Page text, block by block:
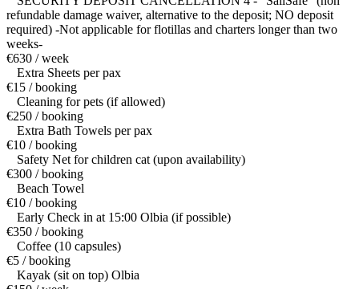
refundable damage waiver, alternative to the deposit; NO deposit
required) -Not applicable for flotillas and charters longer than two
weeks-
€630 / week
Extra Sheets per pax
€15 / booking
Cleaning for pets (if allowed)
€250 / booking
Extra Bath Towels per pax
€10 / booking
Safety Net for children cat (upon availability)
€300 / booking
Beach Towel
€10 / booking
Early Check in at 15:00 Olbia (if possible)
€350 / booking
Coffee (10 capsules)
€5 / booking
Kayak (sit on top) Olbia